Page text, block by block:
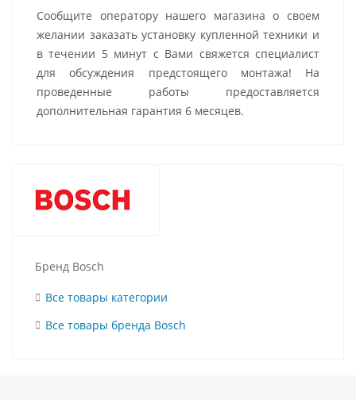
Сообщите оператору нашего магазина о своем
желании заказать установку купленной техники и
в течении 5 минут с Вами свяжется специалист
для обсуждения предстоящего монтажа! На
проведенные работы предоставляется
дополнительная гарантия 6 месяцев.
Бренд Bosch
Все товары категории
Все товары бренда Bosch